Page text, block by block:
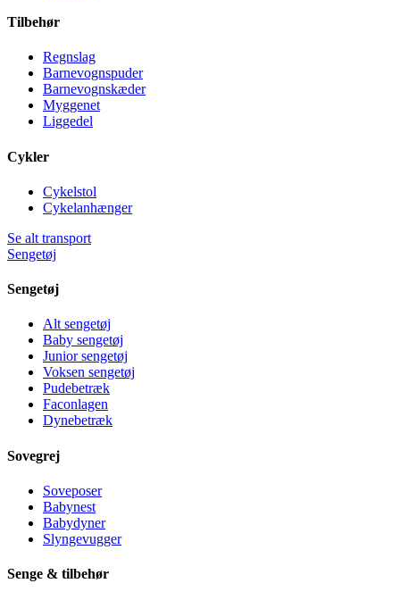
Tilbehør
Regnslag
Barnevognspuder
Barnevognskæder
Myggenet
Liggedel
Cykler
Cykelstol
Cykelanhænger
Se alt transport
Sengetøj
Sengetøj
Alt sengetøj
Baby sengetøj
Junior sengetøj
Voksen sengetøj
Pudebetræk
Faconlagen
Dynebetræk
Sovegrej
Soveposer
Babynest
Babydyner
Slyngevugger
Senge & tilbehør